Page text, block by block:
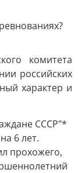
комитета
российских
характер и
СССР"*
6 лет.
прохожего,